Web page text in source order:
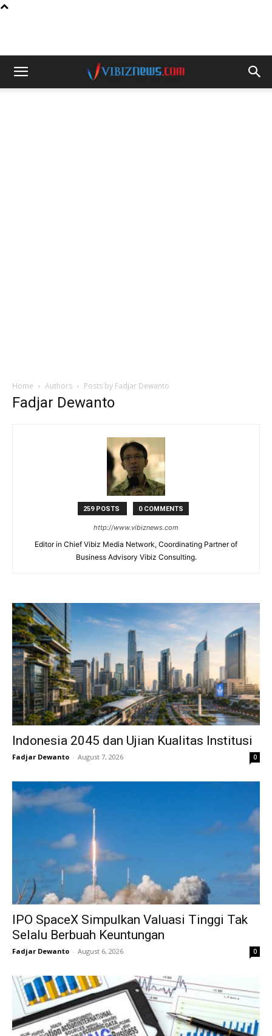
Home Authors Posts by Fadjar Dewanto
Fadjar Dewanto
259 POSTS 0 COMMENTS
http://www.vibiznews.com
Editor in Chief Vibiz Media Network, Coordinating Partner of
Business Advisory Vibiz Consulting.
Indonesia 2045 dan Ujian Kualitas Institusi
Fadjar Dewanto - August 7, 2026 0
IPO SpaceX Simpulkan Valuasi Tinggi Tak
Selalu Berbuah Keuntungan
Fadjar Dewanto - August 6, 2026 0